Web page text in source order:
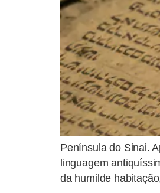
Península do Sinai.
linguagem
da humilde